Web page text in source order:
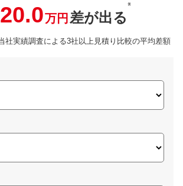
20.0万円 差が出る
※
社実績調査による3社以上見積り比較の平均差額